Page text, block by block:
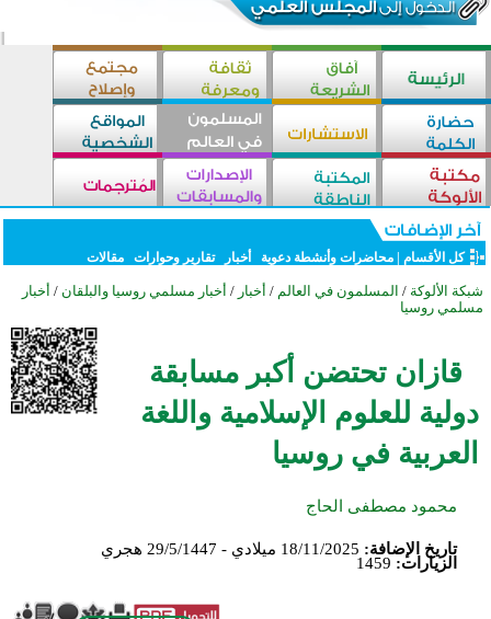
كل الأقسام |محاضرات وأنشطة دعوية أخبار تقارير وحوارات مقالات
شبكة الألوكة / المسلمون في العالم / أخبار / أخبار مسلمي روسيا والبلقان / أخبار
مسلمي روسيا
قازان تحتضن أكبر مسابقة
دولية للعلوم الإسلامية واللغة
العربية في روسيا
محمود مصطفى الحاج
تاريخ الإضافة: 18/11/2025 ميلادي - 29/5/1447 هجري
الزيارات: 1459